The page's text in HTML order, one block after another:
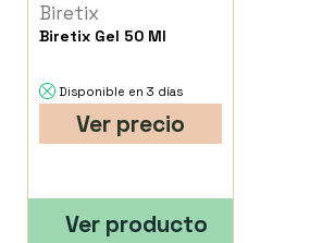
Biretix
Biretix Gel 50 Ml
Disponible en 3 días
Ver precio
Ver producto